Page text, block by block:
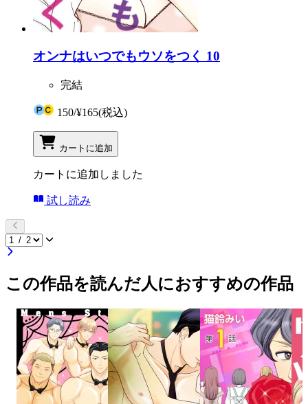
オンナはいつでもウソをつく 10
完結
150/¥165(税込)
カートに追加
カートに追加しました
試し読み
この作品を読んだ人におすすめの作品